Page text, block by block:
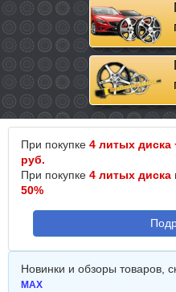
При покупке 4 литых
руб.
При покупке 4 литых диска
50%
Новинки и обзоры товаров,
MAX